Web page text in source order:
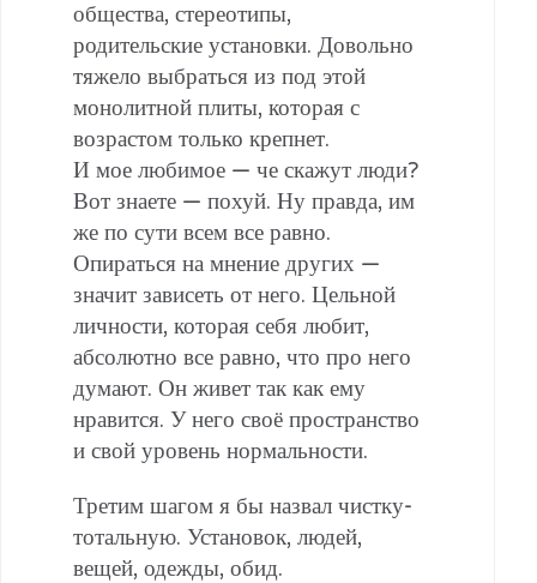
общества, стереотипы,
родительские установки. Довольно
тяжело выбраться из под этой
монолитной плиты, которая с
возрастом только крепнет.
И мое любимое — че скажут люди?
Вот знаете — похуй. Ну правда, им
же по сути всем все равно.
Опираться на мнение других —
значит зависеть от него. Цельной
личности, которая себя любит,
абсолютно все равно, что про него
думают. Он живет так как ему
нравится. У него своё пространство
и свой уровень нормальности.
Третим шагом я бы назвал чистку-
тотальную. Установок, людей,
вещей, одежды, обид.